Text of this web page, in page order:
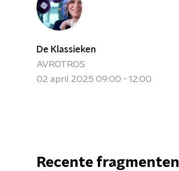
De Klassieken
AVROTROS
02 april 2025 09:00 - 12:00
Recente fragmenten